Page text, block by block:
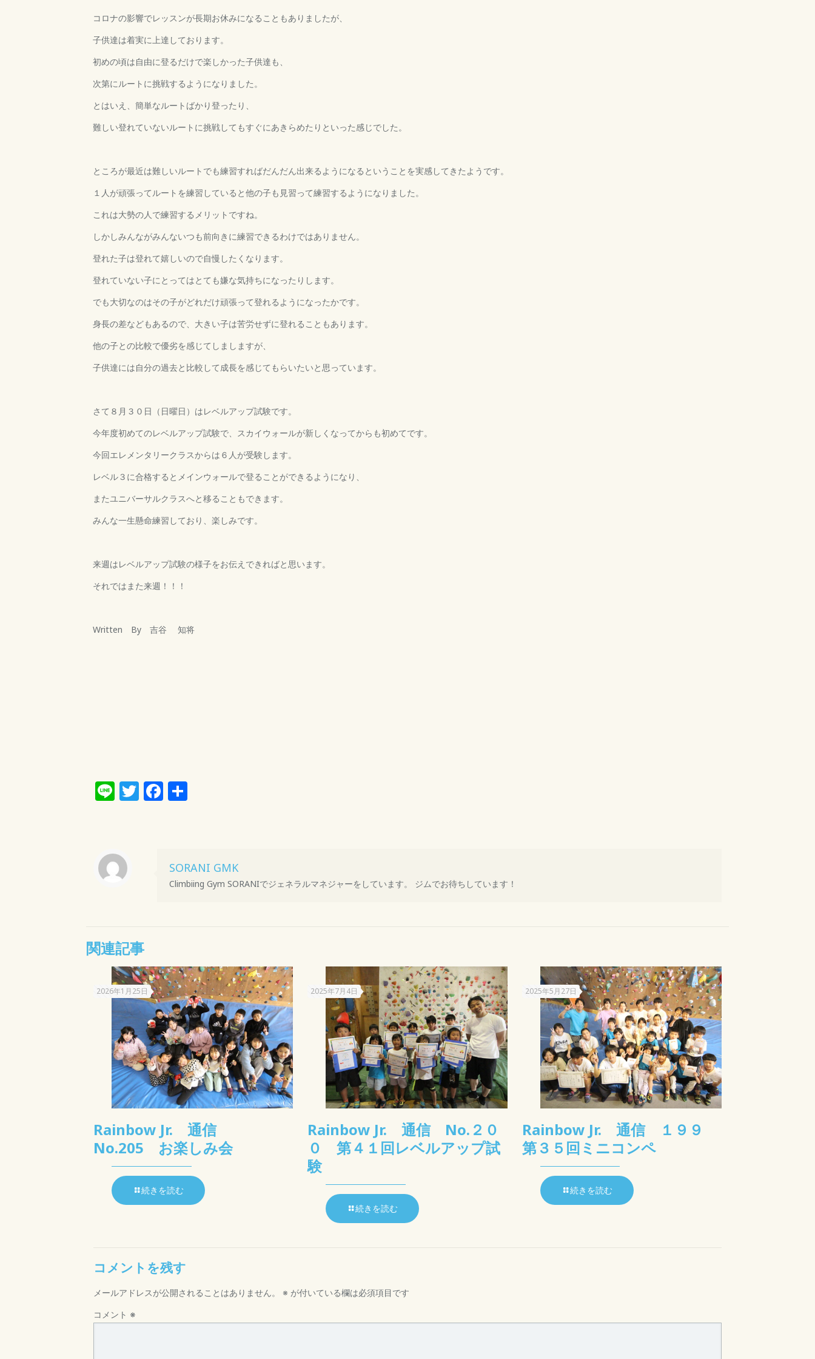
コロナの影響でレッスンが長期お休みになることもありましたが、
子供達は着実に上達しております。
初めの頃は自由に登るだけで楽しかった子供達も、
次第にルートに挑戦するようになりました。
とはいえ、簡単なルートばかり登ったり、
難しい登れていないルートに挑戦してもすぐにあきらめたりといった感じでした。
ところが最近は難しいルートでも練習すればだんだん出来るようになるということを実感してきたようです。
１人が頑張ってルートを練習していると他の子も見習って練習するようになりました。
これは大勢の人で練習するメリットですね。
しかしみんながみんないつも前向きに練習できるわけではありません。
登れた子は登れて嬉しいので自慢したくなります。
登れていない子にとってはとても嫌な気持ちになったりします。
でも大切なのはその子がどれだけ頑張って登れるようになったかです。
身長の差などもあるので、大きい子は苦労せずに登れることもあります。
他の子との比較で優劣を感じてしましますが、
子供達には自分の過去と比較して成長を感じてもらいたいと思っています。
さて８月３０日（日曜日）はレベルアップ試験です。
今年度初めてのレベルアップ試験で、スカイウォールが新しくなってからも初めてです。
今回エレメンタリークラスからは６人が受験します。
レベル３に合格するとメインウォールで登ることができるようになり、
またユニバーサルクラスへと移ることもできます。
みんな一生懸命練習しており、楽しみです。
来週はレベルアップ試験の様子をお伝えできればと思います。
それではまた来週！！！
Written By 吉谷 知将
LineTwitter
Facebook
共
SORANI GMK
Climbiing Gym SORANIでジェネラルマネジャーをしています。 ジムでお待ちしています！
関連記事
2026年1月25日
Rainbow Jr. 通信
No.205 お楽しみ会
続きを読む
2025年7月4日
Rainbow Jr. 通信 No.２０
０ 第４１回レベルアップ試
験
続きを読む
2025年5月27日
Rainbow Jr. 通信 １９９
第３５回ミニコンペ
続きを読む
コメントを残す
メールアドレスが公開されることはありません。 ※ が付いている欄は必須項目です
コメント ※